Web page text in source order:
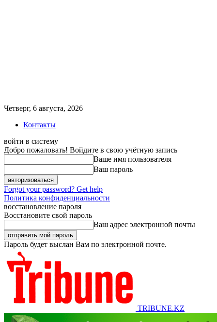
Четверг, 6 августа, 2026
Контакты
войти в систему
Добро пожаловать! Войдите в свою учётную запись
Ваше имя пользователя
Ваш пароль
Forgot your password? Get help
Политика конфиденциальности
восстановление пароля
Восстановите свой пароль
Ваш адрес электронной почты
Пароль будет выслан Вам по электронной почте.
TRIBUNE.KZ